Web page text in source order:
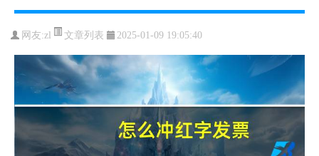
网友:zl 文章列表 2025-01-09 19:05:40